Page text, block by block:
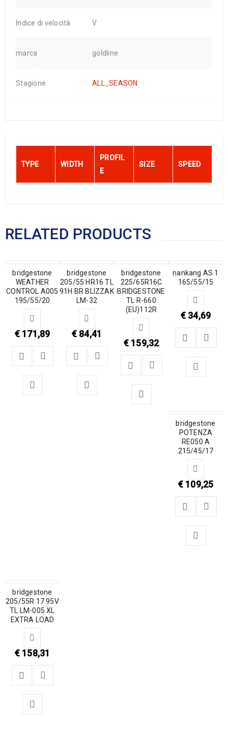
Indice di velocità V
marca goldline
Stagione ALL_SEASON
TYPE WIDTH
PROFIL
E
SIZE SPEED
RELATED PRODUCTS
bridgestone
WEATHER
CONTROL A005
195/55/20
€171,89
bridgestone
205/55 HR16 TL
91H BR BLIZZAK
LM-32
€84,41
bridgestone
225/65R16C
BRIDGESTONE
TL R-660
(EU)112R
€159,32
nankang AS 1
165/55/15
€34,69
bridgestone
POTENZA
RE050 A
215/45/17
€109,25
bridgestone
205/55R 17 95V
TL LM-005 XL
EXTRA LOAD
€158,31